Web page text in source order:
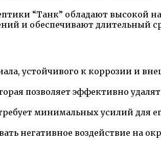
“Танк” обладают высокой
и обеспечивают длительный
устойчивого к коррозии и
позволяет эффективно
минимальных усилий для
негативное воздействие на